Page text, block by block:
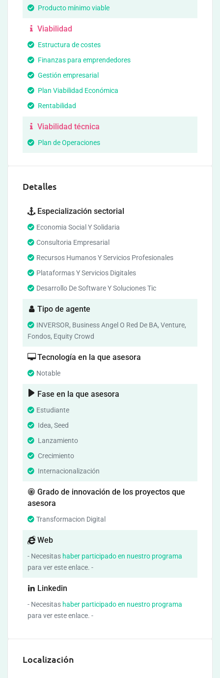
Producto mínimo viable
Viabilidad
Estructura de costes
Finanzas para emprendedores
Gestión empresarial
Plan Viabilidad Económica
Rentabilidad
Viabilidad técnica
Plan de Operaciones
Detalles
Especialización sectorial
Economia Social Y Solidaria
Consultoria Empresarial
Recursos Humanos Y Servicios Profesionales
Plataformas Y Servicios Digitales
Desarrollo De Software Y Soluciones Tic
Tipo de agente
INVERSOR, Business Angel O Red De BA, Venture,
Fondos, Equity Crowd
Tecnología en la que asesora
Notable
Fase en la que asesora
Estudiante
Idea, Seed
Lanzamiento
Crecimiento
Internacionalización
Grado de innovación de los proyectos que
asesora
Transformacion Digital
Web
- Necesitas haber participado en nuestro programa
para ver este enlace. -
Linkedin
- Necesitas haber participado en nuestro programa
para ver este enlace. -
Localización